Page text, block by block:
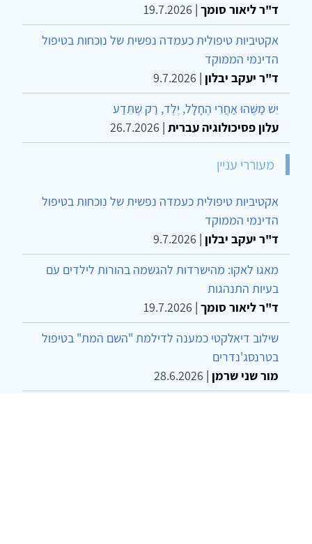
ד"ר ליאור סומך |
19.7.2026
אקטיביות טיפולית כעמדה נפשית של נוכחות בטיפול
הדינמי הממוקד
ד"ר יעקב יבלון |
9.7.2026
יֵשׁ מַשֶּׁהוּ אַחֲרֵי הֶחָלָל, יֶלֶד, רַק שֶׁתֵּדַע
עלון פסיכולוגיה עברית |
26.7.2026
מעוררי עניין
אקטיביות טיפולית כעמדה נפשית של נוכחות בטיפול
הדינמי הממוקד
ד"ר יעקב יבלון |
9.7.2026
מאגו לאקו: מהישרדות להגשמה בהורות לילדים עם
בעיות התנהגות
ד"ר ליאור סומך |
19.7.2026
שילוב דיאלקטי כמענה לדילמת "השם המת" בטיפול
בטרנסג'נדרים
מור שני שרמן |
28.6.2026